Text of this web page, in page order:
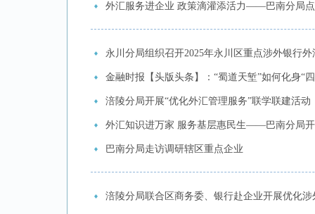
外汇服务进企业 政策滴灌添活力——巴南分局
永川分局组织召开2025年永川区重点涉外银行
金融时报【头版头条】：“蜀道天堑”如何化身“
涪陵分局开展“优化外汇管理服务”联学联建活动
外汇知识进万家 服务基层惠民生——巴南分局
巴南分局走访调研辖区重点企业
涪陵分局联合区商务委、银行赴企业开展优化